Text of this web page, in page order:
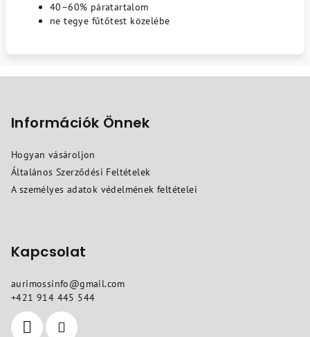
40–60% páratartalom
ne tegye fűtőtest közelébe
Információk Önnek
Hogyan vásároljon
Általános Szerződési Feltételek
A személyes adatok védelmének feltételei
Kapcsolat
aurimossinfo@gmail.com
+421 914 445 544